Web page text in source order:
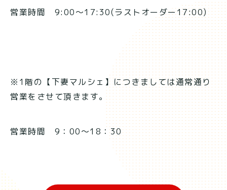
営業時間 9:00～17:30(ラストオーダー17:00)
※1階の【下妻マルシェ】につきましては通常通り
営業をさせて頂きます。
営業時間 9：00～18：30